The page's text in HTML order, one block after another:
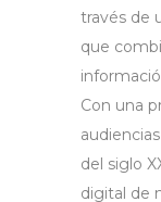
través de
que
Con una
audiencias
del siglo
digital de